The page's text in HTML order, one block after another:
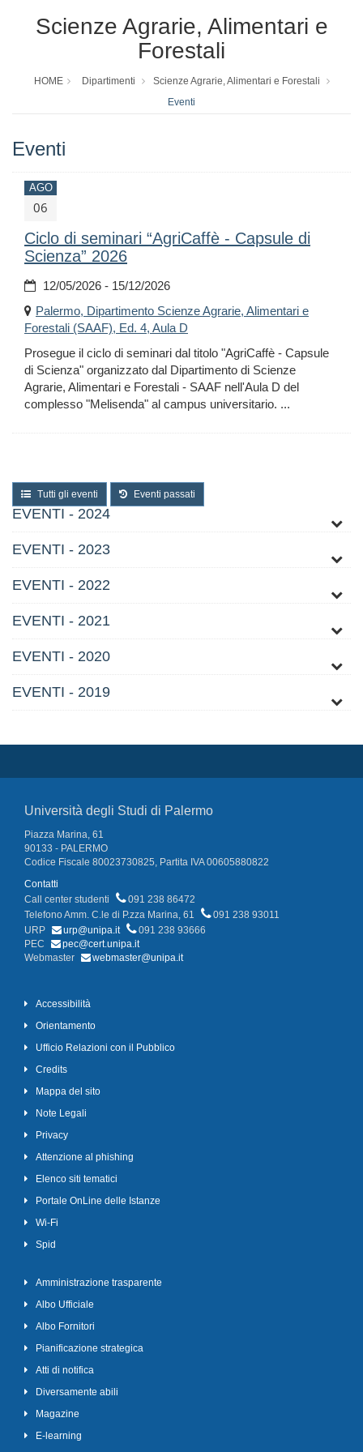
Scienze Agrarie, Alimentari e
Forestali
HOME Dipartimenti
Scienze Agrarie, Alimentari e Forestali
Eventi
Eventi
AGO
06
Ciclo di seminari “AgriCaffè - Capsule di
Scienza” 2026
12/05/2026 - 15/12/2026
Palermo, Dipartimento Scienze Agrarie, Alimentari e
Forestali (SAAF), Ed. 4, Aula D
Prosegue il ciclo di seminari dal titolo "AgriCaffè - Capsule
di Scienza" organizzato dal Dipartimento di Scienze
Agrarie, Alimentari e Forestali - SAAF nell'Aula D del
complesso "Melisenda" al campus universitario. ...
Tutti gli eventi Eventi passati
EVENTI - 2024
EVENTI - 2023
EVENTI - 2022
EVENTI - 2021
EVENTI - 2020
EVENTI - 2019
Università degli Studi di Palermo
Piazza Marina, 61
90133 - PALERMO
Codice Fiscale 80023730825, Partita IVA 00605880822
Contatti
Call center studenti
091 238 86472
Telefono Amm. C.le di P.zza Marina, 61
091 238 93011
URP
urp@unipa.it
091 238 93666
PEC
pec@cert.unipa.it
Webmaster
webmaster@unipa.it
Accessibilità
Orientamento
Ufficio Relazioni con il Pubblico
Credits
Mappa del sito
Note Legali
Privacy
Attenzione al phishing
Elenco siti tematici
Portale OnLine delle Istanze
Wi-Fi
Spid
Amministrazione trasparente
Albo Ufficiale
Albo Fornitori
Pianificazione strategica
Atti di notifica
Diversamente abili
Magazine
E-learning